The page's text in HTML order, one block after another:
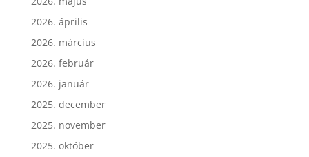
2026. április
2026. március
2026. február
2026. január
2025. december
2025. november
2025. október